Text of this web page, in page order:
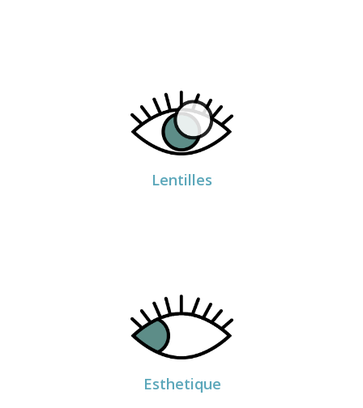
Lentilles
PRENDRE RDV
Dr Eric Perez
Esthetique
PRENDRE RDV
Dr Sylvie Maes